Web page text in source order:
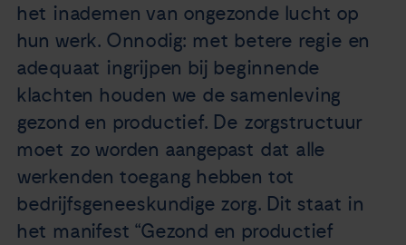
Agenda
Over ons
Zorgverleners
Contact
het inademen van ongezonde lucht op
hun werk. Onnodig: met betere regie en
adequaat ingrijpen bij beginnende
klachten houden we de samenleving
gezond en productief. De zorgstructuur
moet zo worden aangepast dat alle
werkenden toegang hebben tot
bedrijfsgeneeskundige zorg. Dit staat in
het manifest “Gezond en productief